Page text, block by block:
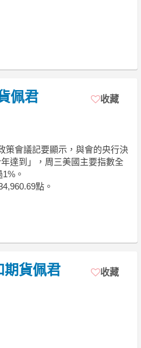
佩君 收藏
策會議記要顯示，與會的央行決
達到」，周三美國主要指數全
。
點。
期貨佩君 收藏